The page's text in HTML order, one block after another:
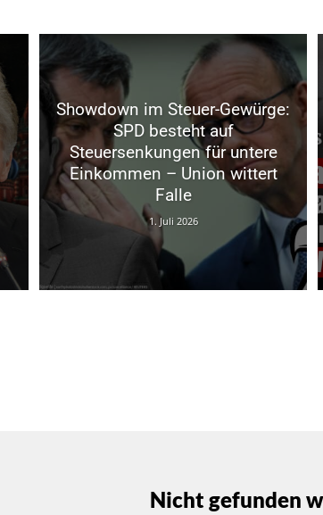
Showdown im Steuer-Gewürge:
SPD besteht auf
Steuersenkungen für untere
Einkommen – Union wittert
Falle
1. Juli 2026
Nicht gefunden